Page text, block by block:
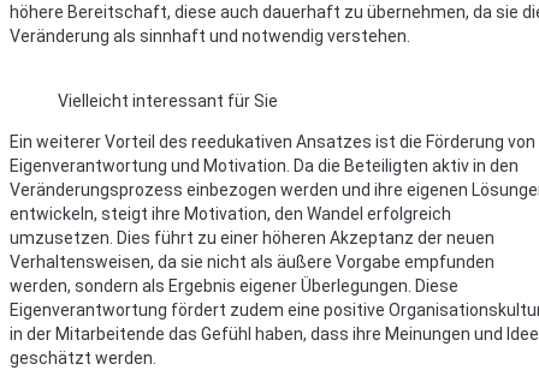
höhere Bereitschaft, diese auch dauerhaft zu übernehmen, da sie
Veränderung als sinnhaft und notwendig verstehen.
Vielleicht interessant für Sie
Ein weiterer Vorteil des reedukativen Ansatzes ist die Förderung von
Eigenverantwortung und Motivation. Da die Beteiligten aktiv in den
Veränderungsprozess einbezogen werden und ihre eigenen
entwickeln, steigt ihre Motivation, den Wandel erfolgreich
umzusetzen. Dies führt zu einer höheren Akzeptanz der neuen
Verhaltensweisen, da sie nicht als äußere Vorgabe empfunden
werden, sondern als Ergebnis eigener Überlegungen. Diese
Eigenverantwortung fördert zudem eine positive
in der Mitarbeitende das Gefühl haben, dass ihre Meinungen und
geschätzt werden.